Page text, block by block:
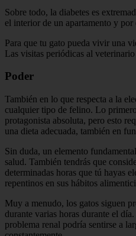
Sobre todo, la diabetes es
el interior de un apartamento y por
Para que tu gato pueda vivir una
Las visitas periódicas al
Poder
También en lo que respecta a la
cualquier tipo de felino. Lo
protagonista absoluta, pero esto
una dieta adecuada, también en
Sin duda, un elemento
salud. También tendrás que
determinadas horas que tú hayas
repentinos en sus hábitos
Muy a menudo, los gatos siguen
durante varias horas durante el
problema renal podría sentirse a